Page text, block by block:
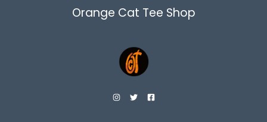
Orange Cat Tee Shop